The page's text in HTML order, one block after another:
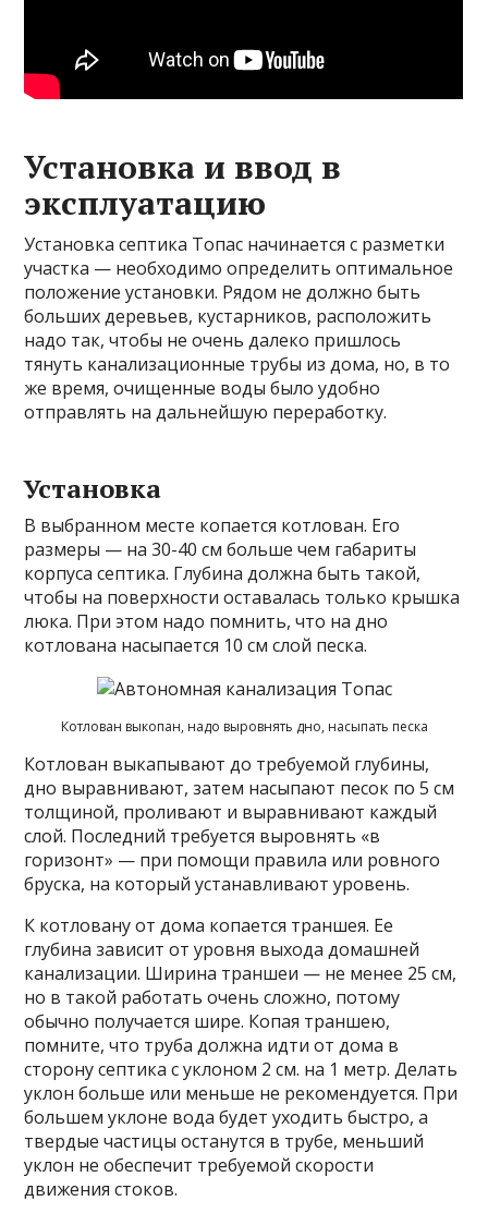
Установка и ввод в
эксплуатацию
Установка септика Топас начинается с разметки
участка — необходимо определить оптимальное
положение установки. Рядом не должно быть
больших деревьев, кустарников, расположить
надо так, чтобы не очень далеко пришлось
тянуть канализационные трубы из дома, но, в то
же время, очищенные воды было удобно
отправлять на дальнейшую переработку.
Установка
В выбранном месте копается котлован. Его
размеры — на 30-40 см больше чем габариты
корпуса септика. Глубина должна быть такой,
чтобы на поверхности оставалась только крышка
люка. При этом надо помнить, что на дно
котлована насыпается 10 см слой песка.
Котлован выкопан, надо выровнять дно, насыпать песка
Котлован выкапывают до требуемой глубины,
дно выравнивают, затем насыпают песок по 5 см
толщиной, проливают и выравнивают каждый
слой. Последний требуется выровнять «в
горизонт» — при помощи правила или ровного
бруска, на который устанавливают уровень.
К котловану от дома копается траншея. Ее
глубина зависит от уровня выхода домашней
канализации. Ширина траншеи — не менее 25 см,
но в такой работать очень сложно, потому
обычно получается шире. Копая траншею,
помните, что труба должна идти от дома в
сторону септика с уклоном 2 см. на 1 метр. Делать
уклон больше или меньше не рекомендуется. При
большем уклоне вода будет уходить быстро, а
твердые частицы останутся в трубе, меньший
уклон не обеспечит требуемой скорости
движения стоков.